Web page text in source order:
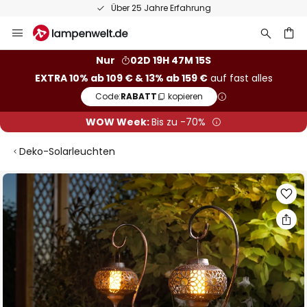
Über 25 Jahre Erfahrung
Inhalt
Nur
02D 19H 47M 15S
EXTRA 10% ab 109 € & 13% ab 159 €auf fast alles
Code:RABATT kopieren
WOW Week:Bis zu -70%
Deko-Solarleuchten
Zum
Ende
der
Bildgalerie
springen